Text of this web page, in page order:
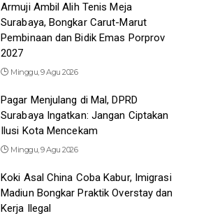
Armuji Ambil Alih Tenis Meja
Surabaya, Bongkar Carut-Marut
Pembinaan dan Bidik Emas Porprov
2027
Minggu, 9 Agu 2026
Pagar Menjulang di Mal, DPRD
Surabaya Ingatkan: Jangan Ciptakan
Ilusi Kota Mencekam
Minggu, 9 Agu 2026
Koki Asal China Coba Kabur, Imigrasi
Madiun Bongkar Praktik Overstay dan
Kerja Ilegal